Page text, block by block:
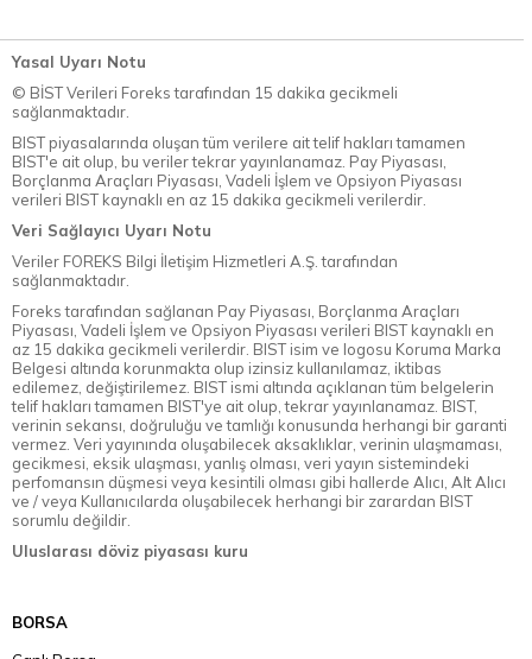
Yasal Uyarı Notu
© BİST Verileri Foreks tarafından 15 dakika gecikmeli
sağlanmaktadır.
BIST piyasalarında oluşan tüm verilere ait telif hakları tamamen
BIST'e ait olup, bu veriler tekrar yayınlanamaz. Pay Piyasası,
Borçlanma Araçları Piyasası, Vadeli İşlem ve Opsiyon Piyasası
verileri BIST kaynaklı en az 15 dakika gecikmeli verilerdir.
Veri Sağlayıcı Uyarı Notu
Veriler FOREKS Bilgi İletişim Hizmetleri A.Ş. tarafından
sağlanmaktadır.
Foreks tarafından sağlanan Pay Piyasası, Borçlanma Araçları
Piyasası, Vadeli İşlem ve Opsiyon Piyasası verileri BIST kaynaklı en
az 15 dakika gecikmeli verilerdir. BIST isim ve logosu Koruma Marka
Belgesi altında korunmakta olup izinsiz kullanılamaz, iktibas
edilemez, değiştirilemez. BIST ismi altında açıklanan tüm belgelerin
telif hakları tamamen BIST'ye ait olup, tekrar yayınlanamaz. BIST,
verinin sekansı, doğruluğu ve tamlığı konusunda herhangi bir garanti
vermez. Veri yayınında oluşabilecek aksaklıklar, verinin ulaşmaması,
gecikmesi, eksik ulaşması, yanlış olması, veri yayın sistemindeki
perfomansın düşmesi veya kesintili olması gibi hallerde Alıcı, Alt Alıcı
ve / veya Kullanıcılarda oluşabilecek herhangi bir zarardan BIST
sorumlu değildir.
Uluslarası döviz piyasası kuru
BORSA